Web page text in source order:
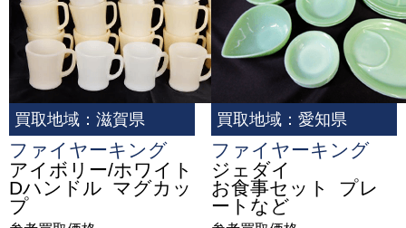
買取地域：滋賀県
ファイヤーキング
アイボリー/ホワイト
Dハンドル マグカッ
プ
買取地域：愛知県
ファイヤーキング
ジェダイ
お食事セット プレ
ートなど